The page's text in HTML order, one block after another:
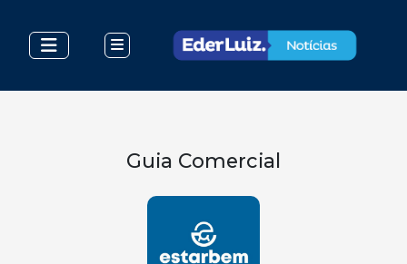
Guia Comercial